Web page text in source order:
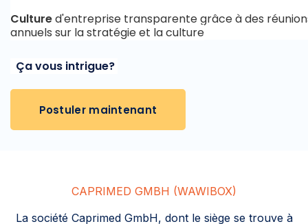
Cultured'entreprise transparente grâce à des
annuels sur la stratégie et la culture
Ça vous intrigue?
Postuler maintenant
CAPRIMED GMBH (WAWIBOX)
La société Caprimed GmbH, dont le siège se trouve à